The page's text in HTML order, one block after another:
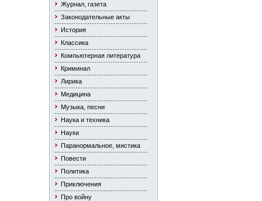
Журнал, газета
Законодательные акты
История
Классика
Компьютерная литература
Криминал
Лирика
Медицина
Музыка, песни
Наука и техника
Науки
Паранормальное, мистика
Повести
Политика
Приключения
Про войну